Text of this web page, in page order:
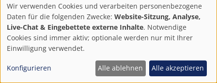
Biotechnologie
Digitale Gesundheit
In-vitro-Diagnostika
Medizinrobotik
Wir verwenden Cookies und verarbeiten personenbezogene
Daten für die folgenden Zwecke: Website-Sitzung, Analyse,
Live-Chat & Eingebettete externe Inhalte. Notwendige
Cookies sind immer aktiv; optionale werden nur mit Ihrer
Einwilligung verwendet.
Konfigurieren Alle ablehnen Alle akzeptieren